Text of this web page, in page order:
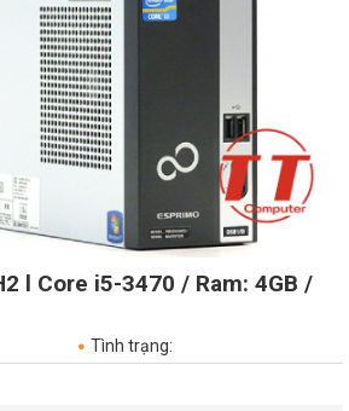
l Core i5-3470 / Ram: 4GB /
Tình trạng: